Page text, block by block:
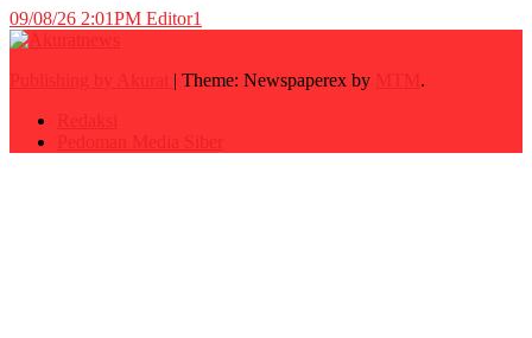
09/08/26 2:01PM Editor1
| Theme: Newspaperex by
.